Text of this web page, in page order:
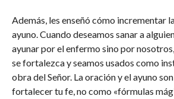
Además, les enseñó cómo incrementar
ayuno. Cuando deseamos sanar a
ayunar por el enfermo sino por
se fortalezca y seamos usados como
obra del Señor. La oración y el ayuno
fortalecer tu fe, no como «fórmulas